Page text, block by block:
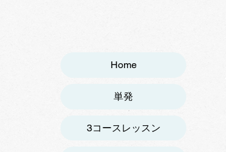
Home
単発
3コースレッスン